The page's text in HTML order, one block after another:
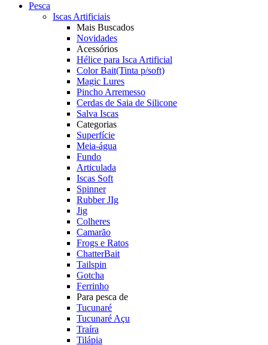
Pesca
Iscas Artificiais
Mais Buscados
Novidades
Acessórios
Hélice para Isca Artificial
Color Bait(Tinta p/soft)
Magic Lures
Pincho Arremesso
Cerdas de Saia de Silicone
Salva Iscas
Categorias
Superfície
Meia-água
Fundo
Articulada
Iscas Soft
Spinner
Rubber JIg
Jig
Colheres
Camarão
Frogs e Ratos
ChatterBait
Tailspin
Gotcha
Ferrinho
Para pesca de
Tucunaré
Tucunaré Açu
Traíra
Tilápia